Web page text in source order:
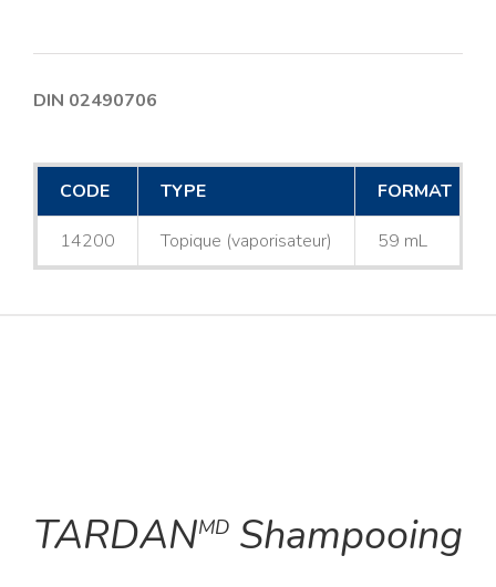
DIN 02490706
CODE TYPE FORMAT
14200 Topique (vaporisateur) 59 mL
TARDANMD Shampooing